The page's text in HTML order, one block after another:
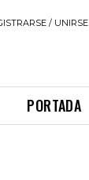
/ UNIRSE
PORTADA